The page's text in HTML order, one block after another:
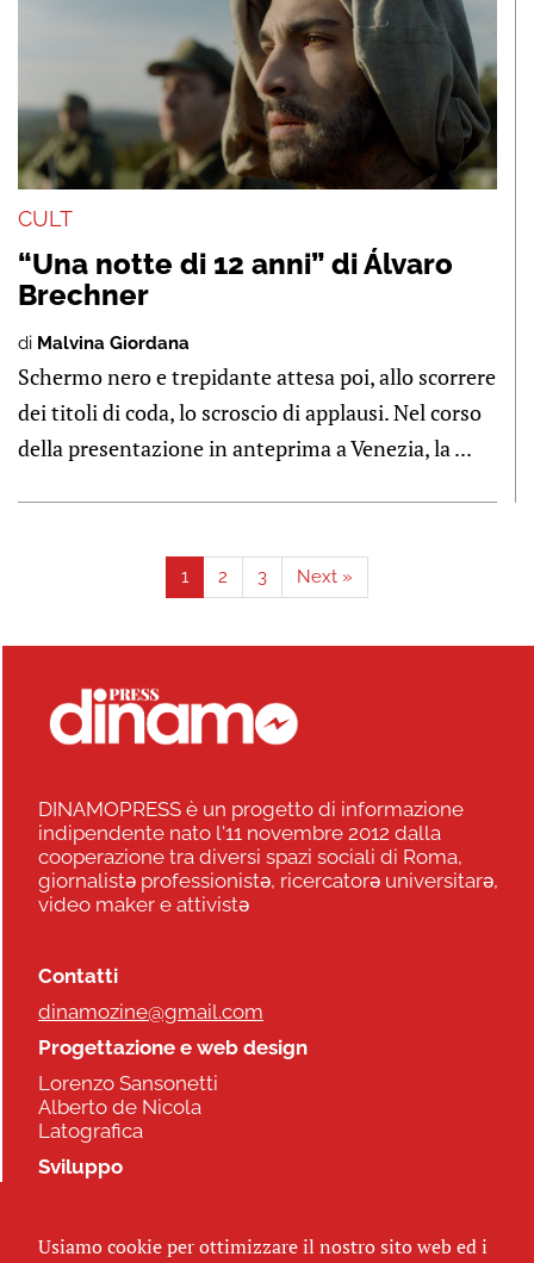
CULT
“Una notte di 12 anni” di Álvaro
Brechner
di Malvina Giordana
Schermo nero e trepidante attesa poi, allo scorrere
dei titoli di coda, lo scroscio di applausi. Nel corso
della presentazione in anteprima a Venezia, la ...
1 2 3 Next »
DINAMOPRESS è un progetto di informazione
indipendente nato l'11 novembre 2012 dalla
cooperazione tra diversi spazi sociali di Roma,
giornalistə professionistə, ricercatorə universitarə,
video maker e attivistə
Contatti
dinamozine@gmail.com
Progettazione e web design
Lorenzo Sansonetti
Alberto de Nicola
Latografica
Sviluppo
Usiamo cookie per ottimizzare il nostro sito web ed i